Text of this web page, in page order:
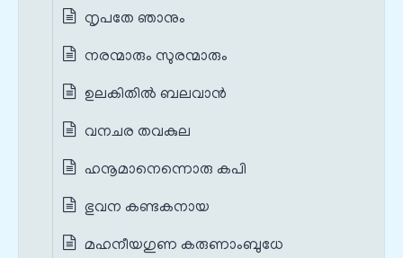
നൃപതേ ഞാനും
നരന്മാരും സുരന്മാരും
ഉലകിതിൽ ബലവാൻ
വനചര തവകുല
ഹനൂമാനെന്നൊരു കപി
ഭുവന കണ്ടകനായ
മഹനീയഗുണ കരുണാംബുധേ